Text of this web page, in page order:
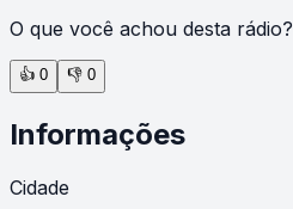
O que você achou desta rádio?
👍 0 👎 0
Informações
Cidade